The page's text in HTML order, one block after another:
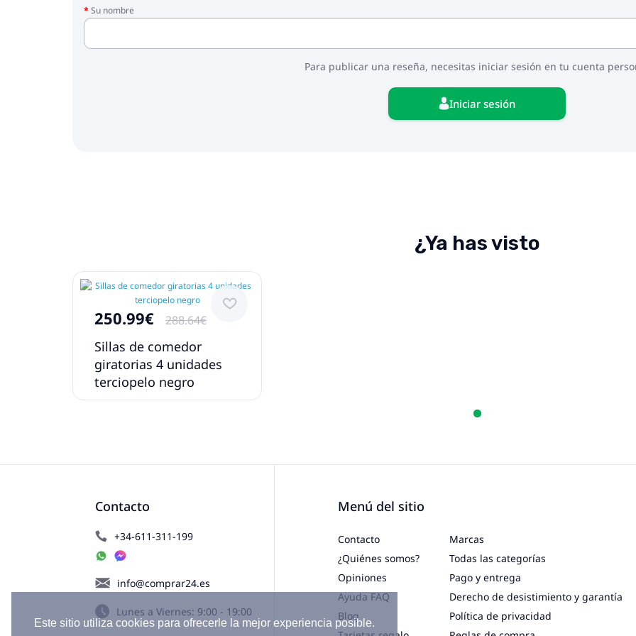
Este sitio utiliza cookies para ofrecerle la mejor experiencia posible.
Su nombre
Para publicar una reseña, necesitas iniciar sesión en tu cuenta
Iniciar sesión
¿Ya has visto
250.99€ 288.64€
Sillas de comedor
giratorias 4 unidades
terciopelo negro
Contacto
+34-611-311-199
info@comprar24.es
Lunes a Viernes: 9:00 - 19:00
Menú del sitio
Contacto
¿Quiénes somos?
Opiniones
Ayuda FAQ
Blog
Marcas
Todas las categorías
Pago y entrega
Derecho de desistimiento y garantía
Política de privacidad